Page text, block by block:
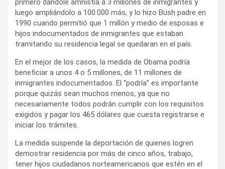
primero dándole amnistía a 3 millones de inmigrantes y
luego ampliándolo a 100.000 más, y lo hizo Bush padre en
1990 cuando permitió que 1 millón y medio de esposas e
hijos indocumentados de inmigrantes que estaban
tramitando su residencia legal se quedaran en el país.
En el mejor de los casos, la medida de Obama podría
beneficiar a unos 4 o 5 millones, de 11 millones de
inmigrantes indocumentados. El “podría” es importante
porque quizás sean muchos menos, ya que no
necesariamente todos podrán cumplir con los requisitos
exigidos y pagar los 465 dólares que cuesta registrarse e
iniciar los trámites.
La medida suspende la deportación de quienes logren
demostrar residencia por más de cinco años, trabajo,
tener hijos ciudadanos norteamericanos que estén en el